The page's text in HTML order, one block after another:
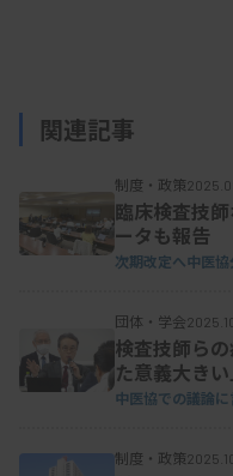
関連記事
制度・政策
臨床検査技
ータも報告
次期改定へ中医協
団体・学会
検査技師ら
た意義大き
中医協での議論に
制度・政策